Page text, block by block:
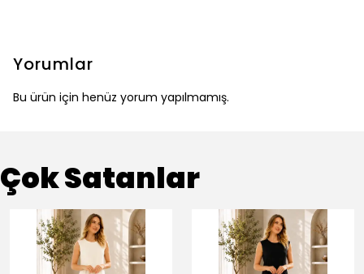
Yorumlar
Bu ürün için henüz yorum yapılmamış.
Çok Satanlar